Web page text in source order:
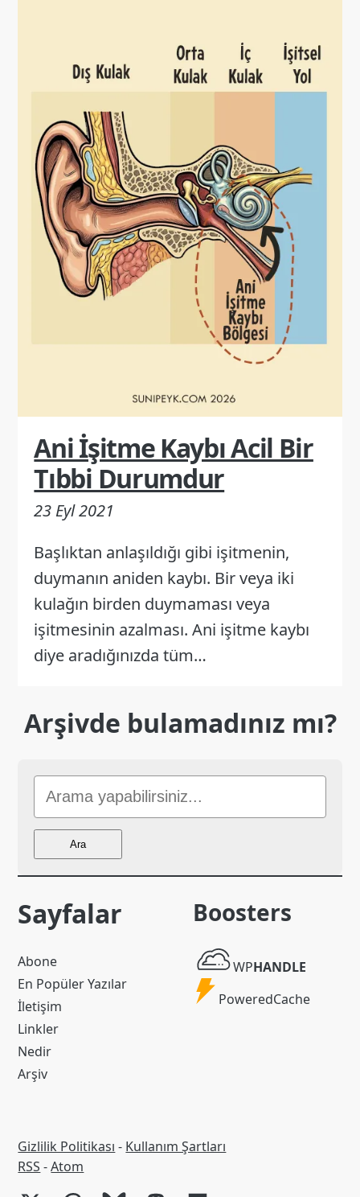
Ani İşitme Kaybı Acil Bir
Tıbbi Durumdur
23 Eyl 2021
Başlıktan anlaşıldığı gibi işitmenin,
duymanın aniden kaybı. Bir veya iki
kulağın birden duymaması veya
işitmesinin azalması. Ani işitme kaybı
diye aradığınızda tüm…
Arşivde bulamadınız mı?
Sitede
Ara
Ara
Sayfalar
Abone
En Popüler Yazılar
İletişim
Linkler
Nedir
Arşiv
Boosters
WP
Handle
WPHANDLE
Powered
PoweredCache
Gizlilik Politikası - Kullanım Şartları
RSS
RSS -Atom